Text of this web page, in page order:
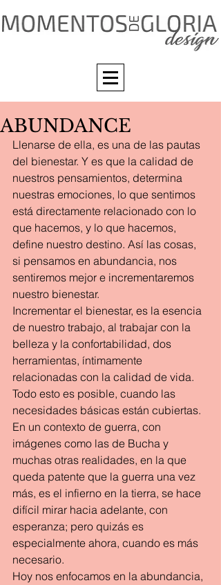
ABUNDANCE
Llenarse de ella, es una de las pautas
del bienestar. Y es que la calidad de
nuestros pensamientos, determina
nuestras emociones, lo que sentimos
está directamente relacionado con lo
que hacemos, y lo que hacemos,
define nuestro destino. Así las cosas,
si pensamos en abundancia, nos
sentiremos mejor e incrementaremos
nuestro bienestar.
Incrementar el bienestar, es la esencia
de nuestro trabajo, al trabajar con la
belleza y la confortabilidad, dos
herramientas, íntimamente
relacionadas con la calidad de vida.
Todo esto es posible, cuando las
necesidades básicas están cubiertas.
En un contexto de guerra, con
imágenes como las de Bucha y
muchas otras realidades, en la que
queda patente que la guerra una vez
más, es el infierno en la tierra, se hace
difícil mirar hacia adelante, con
esperanza; pero quizás es
especialmente ahora, cuando es más
necesario.
Hoy nos enfocamos en la abundancia,